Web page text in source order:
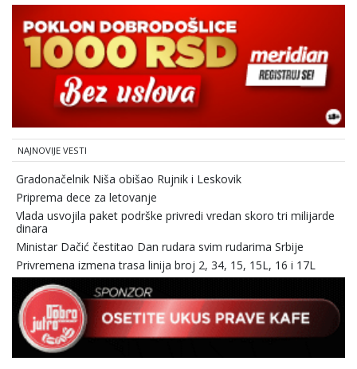
NAJNOVIJE VESTI
Gradonačelnik Niša obišao Rujnik i Leskovik
Priprema dece za letovanje
Vlada usvojila paket podrške privredi vredan skoro tri milijarde
dinara
Ministar Dačić čestitao Dan rudara svim rudarima Srbije
Privremena izmena trasa linija broj 2, 34, 15, 15L, 16 i 17L